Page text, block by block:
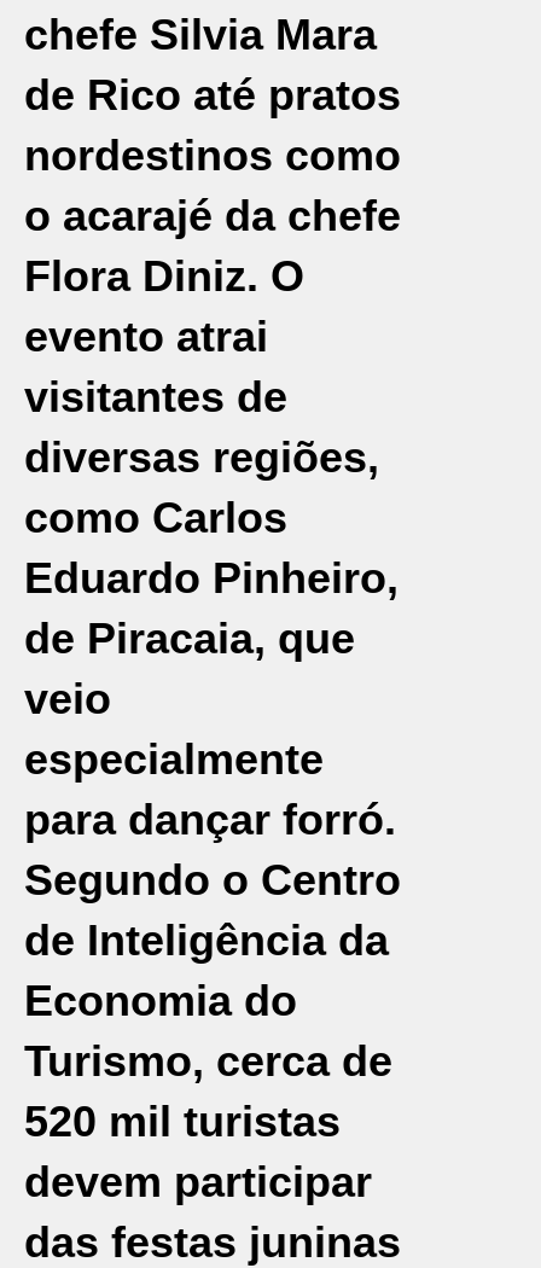
chefe Silvia Mara
de Rico até pratos
nordestinos como
o acarajé da chefe
Flora Diniz. O
evento atrai
visitantes de
diversas regiões,
como Carlos
Eduardo Pinheiro,
de Piracaia, que
veio
especialmente
para dançar forró.
Segundo o Centro
de Inteligência da
Economia do
Turismo, cerca de
520 mil turistas
devem participar
das festas juninas